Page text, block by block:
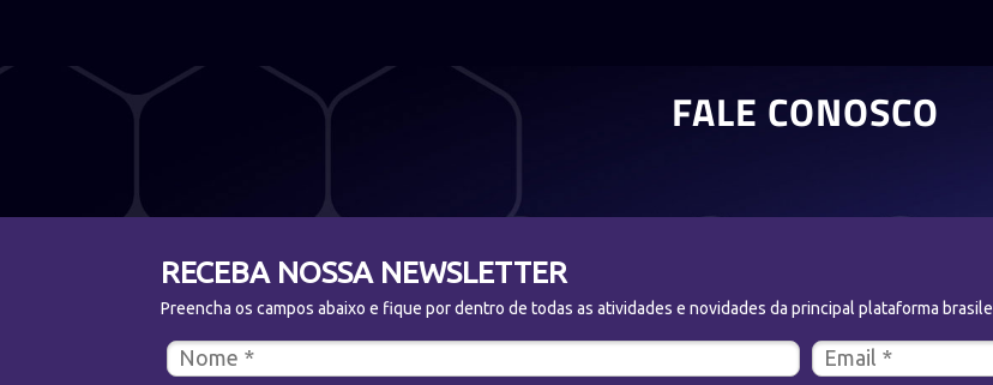
FALE CONOSCO
RECEBA NOSSA NEWSLETTER
Preencha os campos abaixo e fique por dentro de todas as atividades e novidades da principal plataforma